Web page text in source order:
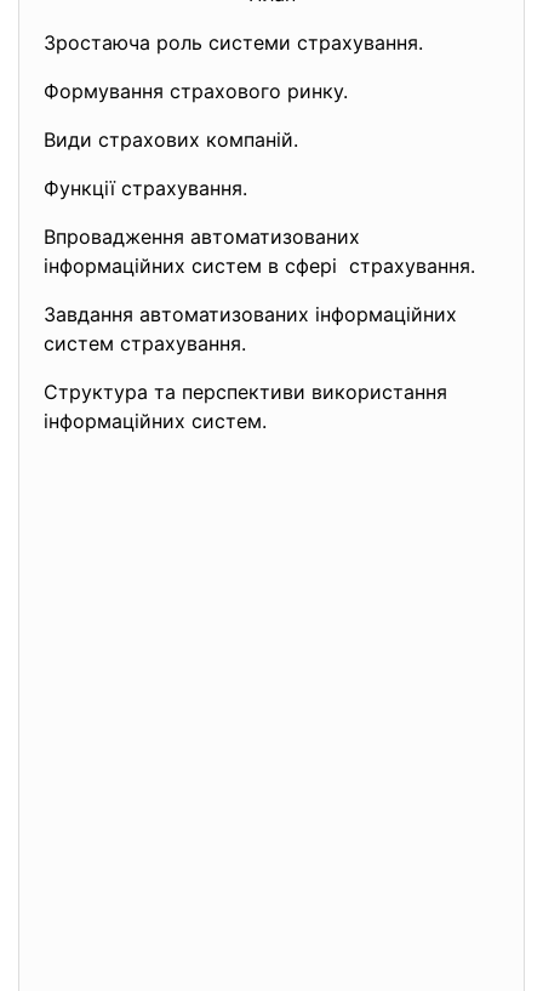
Зростаюча роль системи страхування.
Формування страхового ринку.
Види страхових компаній.
Функції страхування.
Впровадження автоматизованих
інформаційних систем в сфері страхування.
Завдання автоматизованих інформаційних
систем страхування.
Структура та перспективи використання
інформаційних систем.